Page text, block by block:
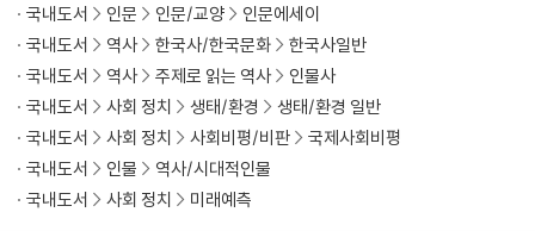
“받아들이지 않으면 죽는다”
포노 사피엔스 문명은 어떻게 가속화되는가
포스트 코로나[4] 새로운 체제_ 홍기빈
“지구 자본주의 떠받들던 4개의 기둥 모두 무너져”
만들어진 미래 아닌, 만들어야 할 미래는 무엇인가
국내도서 인문 인문/교양
인문에세이
국내도서
역사 한국사/한국문화
한국사일반
국내도서
역사 주제로 읽는 역사
인물사
국내도서
사회 정치 생태/환경
생태/환경 일반
국내도서
사회 정치 사회비평/비판
국제사회비평
국내도서
인물
역사/시대적인물
국내도서
사회 정치 미래예측